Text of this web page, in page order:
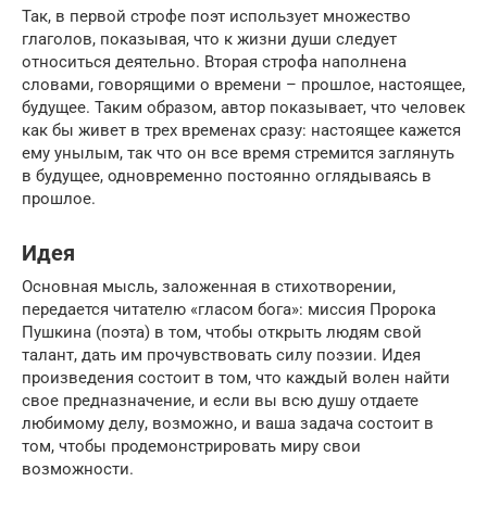
Так, в первой строфе поэт использует множество
глаголов, показывая, что к жизни души следует
относиться деятельно. Вторая строфа наполнена
словами, говорящими о времени – прошлое, настоящее,
будущее. Таким образом, автор показывает, что человек
как бы живет в трех временах сразу: настоящее кажется
ему унылым, так что он все время стремится заглянуть
в будущее, одновременно постоянно оглядываясь в
прошлое.
Идея
Основная мысль, заложенная в стихотворении,
передается читателю «гласом бога»: миссия Пророка
Пушкина (поэта) в том, чтобы открыть людям свой
талант, дать им прочувствовать силу поэзии. Идея
произведения состоит в том, что каждый волен найти
свое предназначение, и если вы всю душу отдаете
любимому делу, возможно, и ваша задача состоит в
том, чтобы продемонстрировать миру свои
возможности.